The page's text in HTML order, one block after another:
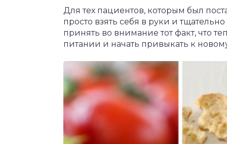
Для тех пациентов, которым был
просто взять себя в руки и
принять во внимание тот факт, что
питании и начать привыкать к